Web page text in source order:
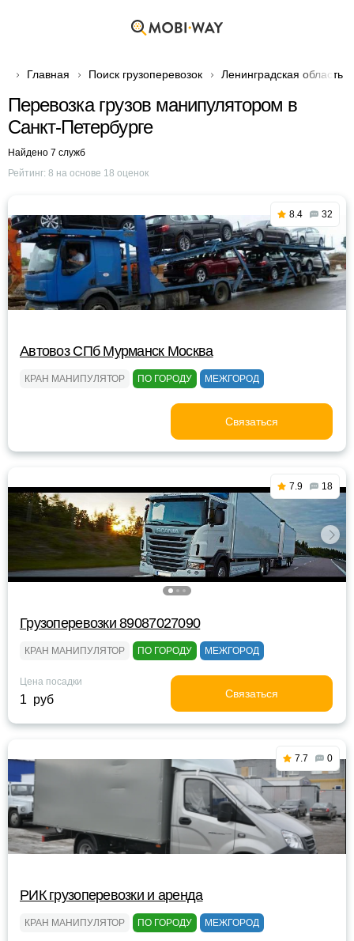
Главная Поиск грузоперевозок Ленинградская область
Перевозка грузов манипулятором в
Санкт-Петербурге
Найдено 7 служб
Рейтинг: 8 на основе 18 оценок
8.4 32
Автовоз СПб Мурманск Москва
КРАН МАНИПУЛЯТОР ПО ГОРОДУ МЕЖГОРОД
Связаться
7.9 18
Грузоперевозки 89087027090
КРАН МАНИПУЛЯТОР ПО ГОРОДУ МЕЖГОРОД
Цена посадки
1 руб Связаться
7.7 0
РИК грузоперевозки и аренда
КРАН МАНИПУЛЯТОР ПО ГОРОДУ МЕЖГОРОД